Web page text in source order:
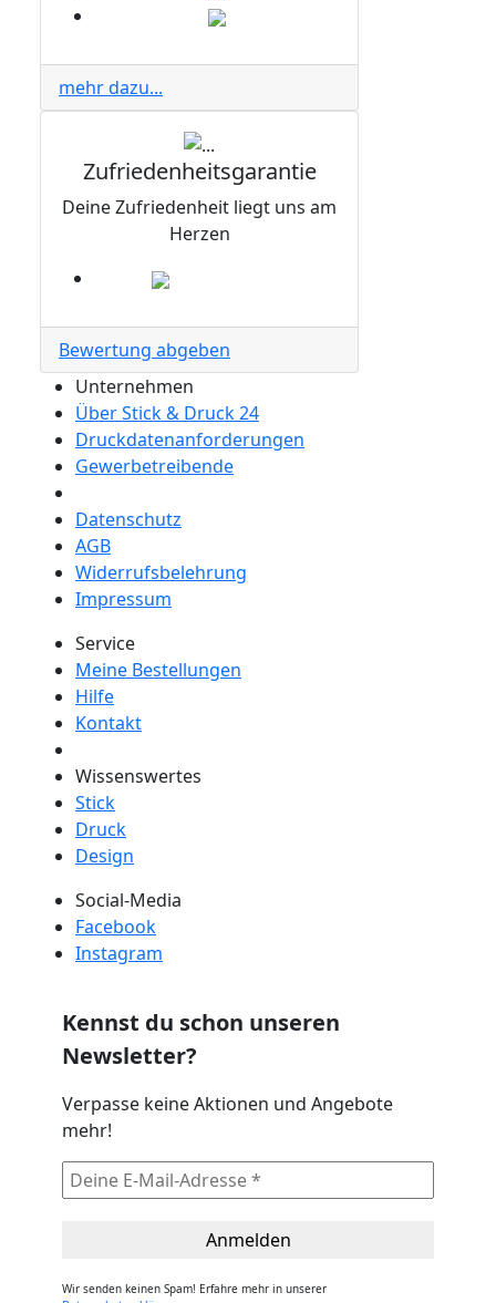
mehr dazu...
Zufriedenheitsgarantie
Deine Zufriedenheit liegt uns am
Herzen
Bewertung abgeben
Unternehmen
Über Stick & Druck 24
Druckdatenanforderungen
Gewerbetreibende
Datenschutz
AGB
Widerrufsbelehrung
Impressum
Service
Meine Bestellungen
Hilfe
Kontakt
Wissenswertes
Stick
Druck
Design
Social-Media
Facebook
Instagram
Kennst du schon unseren
Newsletter?
Verpasse keine Aktionen und Angebote
mehr!
Wir senden keinen Spam! Erfahre mehr in unserer